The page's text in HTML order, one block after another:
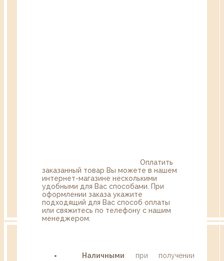
Оплатить
заказанный товар Вы можете в нашем
интернет-магазине несколькими
удобными для Вас способами. При
оформлении заказа укажите
подходящий для Вас способ оплаты
или свяжитесь по телефону с нашим
менеджером.
Наличными при получении